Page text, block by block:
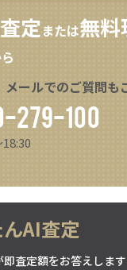
定または無
メールでのご質問も
279-100
AI査定
即査定額をお答えします